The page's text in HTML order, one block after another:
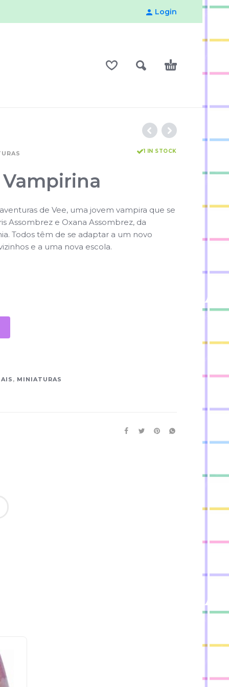
Login
1 IN STOCK
de Vee, uma jovem vampira que se
Assombrez e Oxana Assombrez, da
Todos têm de se adaptar a um novo
e a uma nova escola.
, MINIATURAS